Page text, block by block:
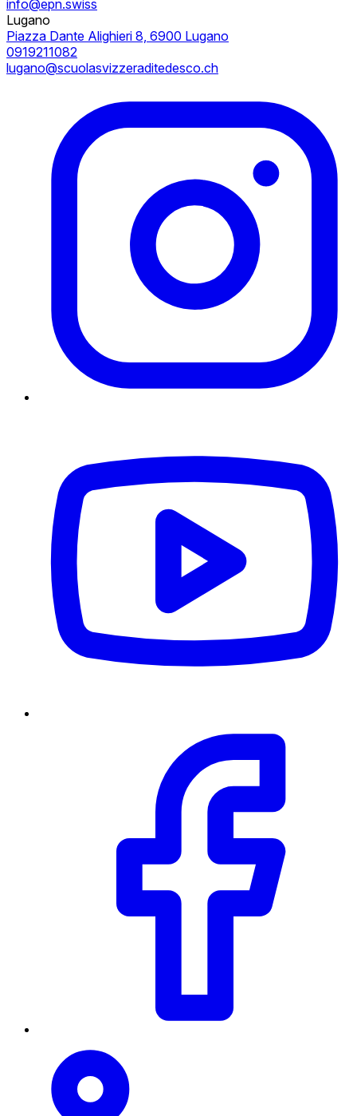
info@epn.swiss
Lugano
Piazza Dante Alighieri 8, 6900 Lugano
0919211082
lugano@scuolasvizzeraditedesco.ch